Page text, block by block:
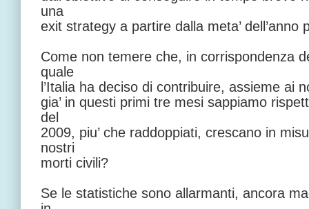
una
exit strategy a partire dalla meta’ dell’anno
Come non temere che, in corrispondenza
quale
l’Italia ha deciso di contribuire, assieme ai
gia’ in questi primi tre mesi sappiamo
del
2009, piu’ che raddoppiati, crescano in
nostri
morti civili?
Se le statistiche sono allarmanti, ancora